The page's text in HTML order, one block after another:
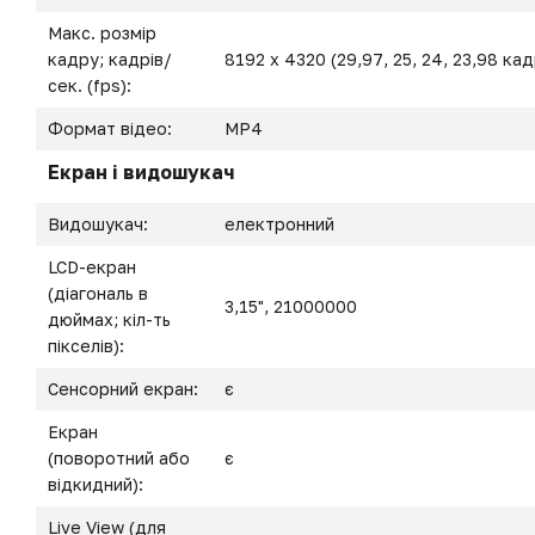
Макс. розмір
кадру; кадрів/
сек. (fps):
8192 x 4320 (29,97, 25, 24, 23,98
Формат відео: MP4
Екран і видошукач
Видошукач: електронний
LCD-екран
(діагональ в
дюймах; кіл-ть
пікселів):
3,15", 21000000
Сенсорний екран: є
Екран
(поворотний або
відкидний):
є
Live View (для